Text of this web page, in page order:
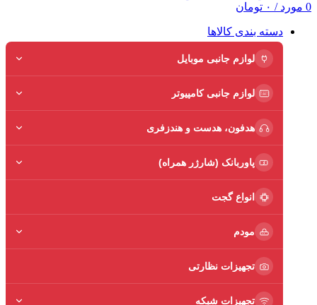
0 مورد / ۰ تومان
دسته بندی کالاها
لوازم جانبی موبایل
لوازم جانبی کامپیوتر
هدفون، هدست و هندزفری
پاوربانک (شارژر همراه)
انواع گجت
مودم
تجهیزات نظارتی
تجهیزات شبکه